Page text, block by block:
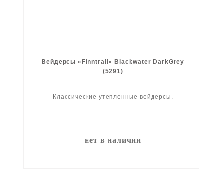
Вейдерсы «Finntrail» Blackwater DarkGrey
(5291)
Классические утепленные вейдерсы.
нет в наличии